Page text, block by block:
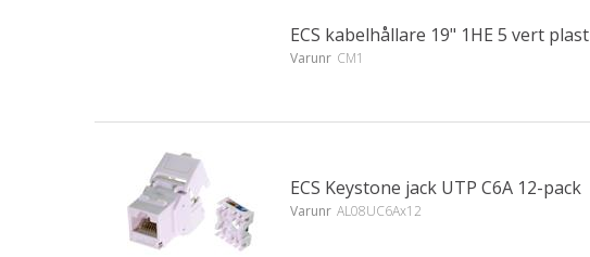
ECS kabelhållare 19" 1HE 5 vert plast
Varunr CM1
ECS Keystone jack UTP C6A 12-pack
Varunr AL08UC6Ax12